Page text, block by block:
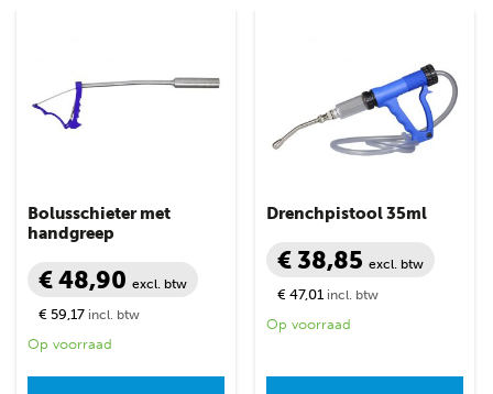
Bolusschieter met
handgreep
€ 48,90 excl. btw
€ 59,17 incl. btw
Op voorraad
Drenchpistool 35ml
€ 38,85excl. btw
€ 47,01 incl. btw
Op voorraad